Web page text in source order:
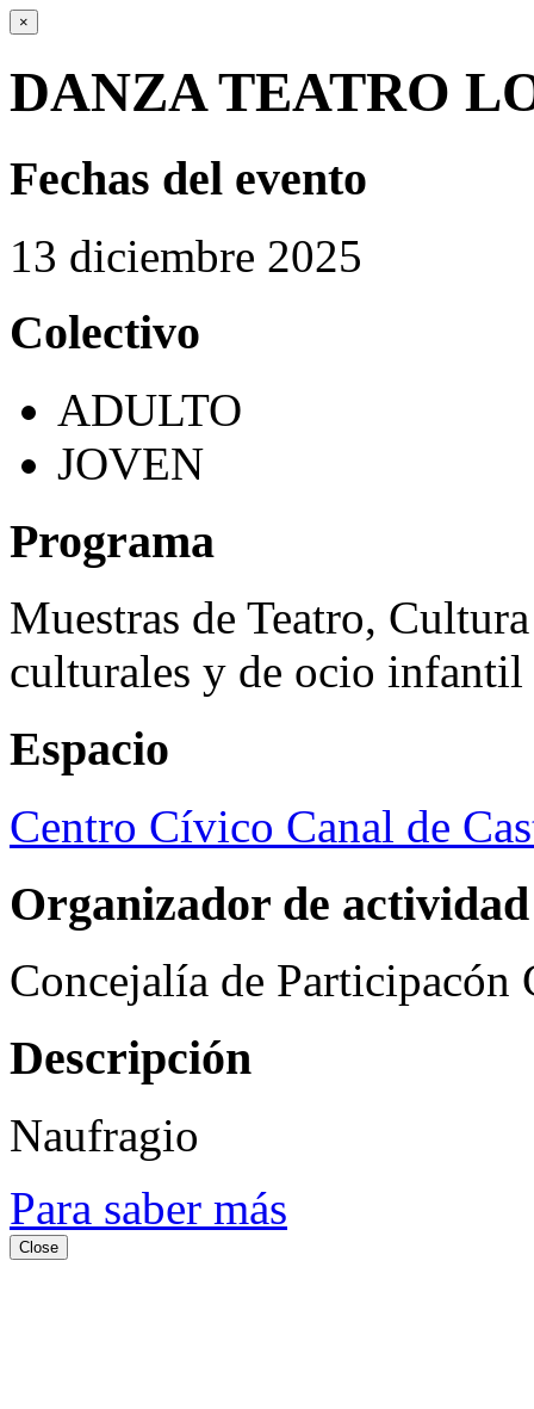
×
DANZA TEATRO
Fechas del evento
13 diciembre 2025
Colectivo
ADULTO
JOVEN
Programa
Muestras de Teatro,
culturales y de ocio infantil
Espacio
Centro Cívico Canal de
Organizador de actividad
Concejalía de Participacón
Descripción
Naufragio
Para saber más
Close